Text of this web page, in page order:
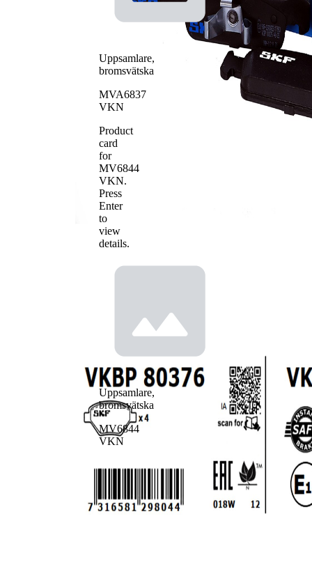
Antal belägg
4
Uppsamlare,
bromsvätska
MVA6837
VKN
Product
card
for
MV6844
VKN.
Press
Enter
to
view
details.
Uppsamlare,
bromsvätska
MV6844
VKN